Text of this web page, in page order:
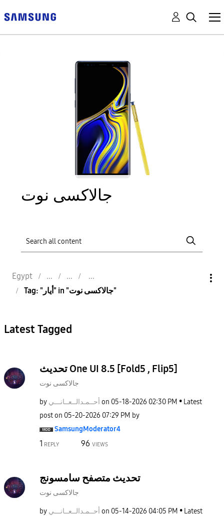
جالاكسى نوت
Egypt
Tag: "أيار" in "جالاكسى نوت"
Latest Tagged
تحديث One UI 8.5 [Fold5 , Flip5]
جالاكسى نوت
by أحــمـدالــعــانـــي on ‎05-18-2026 02:30 PM
Latest
post on ‎05-20-2026 07:29 PM by
SamsungModerator4
1 REPLY 96 VIEWS
تحديث متصفح سامسونج
جالاكسى نوت
by أحــمـدالــعــانـــي on ‎05-14-2026 04:05 PM
Latest